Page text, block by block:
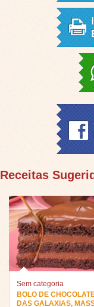
Receitas
Sem categoria
BOLO DE
DAS GALAXIAS,